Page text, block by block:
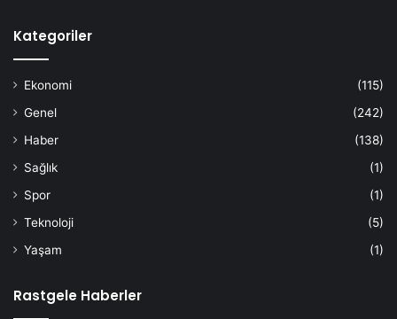
Kategoriler
Ekonomi
(115)
Genel
(242)
Haber
(138)
Sağlık
(1)
Spor
(1)
Teknoloji
(5)
Yaşam
(1)
Rastgele Haberler